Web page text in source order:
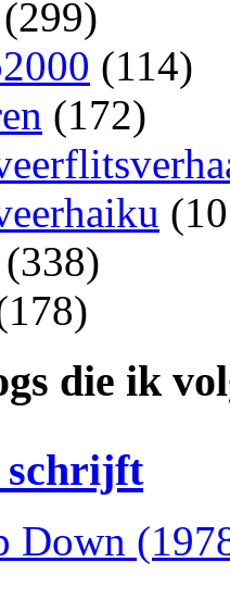
(299)
(114)
(172)
(338)
die ik
schrijft
Down